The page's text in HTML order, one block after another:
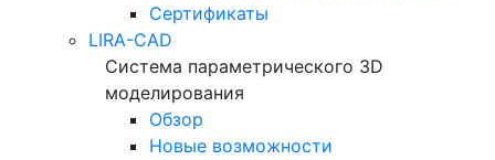
Сертификаты
LIRA-CAD
Система параметрического 3D
моделирования
Обзор
Новые возможности